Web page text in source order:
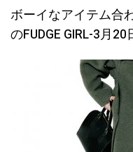
ボーイなアイテム合
のFUDGE GIRL-3月20